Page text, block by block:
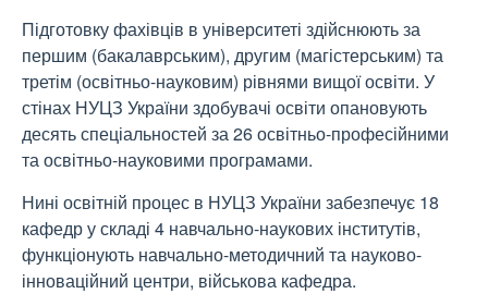
Підготовку фахівців в університеті здійснюють за
першим (бакалаврським), другим (магістерським) та
третім (освітньо-науковим) рівнями вищої освіти. У
стінах НУЦЗ України здобувачі освіти опановують
десять спеціальностей за 26 освітньо-професійними
та освітньо-науковими програмами.
Нині освітній процес в НУЦЗ України забезпечує 18
кафедр у складі 4 навчально-наукових інститутів,
функціонують навчально-методичний та науково-
інноваційний центри, військова кафедра.